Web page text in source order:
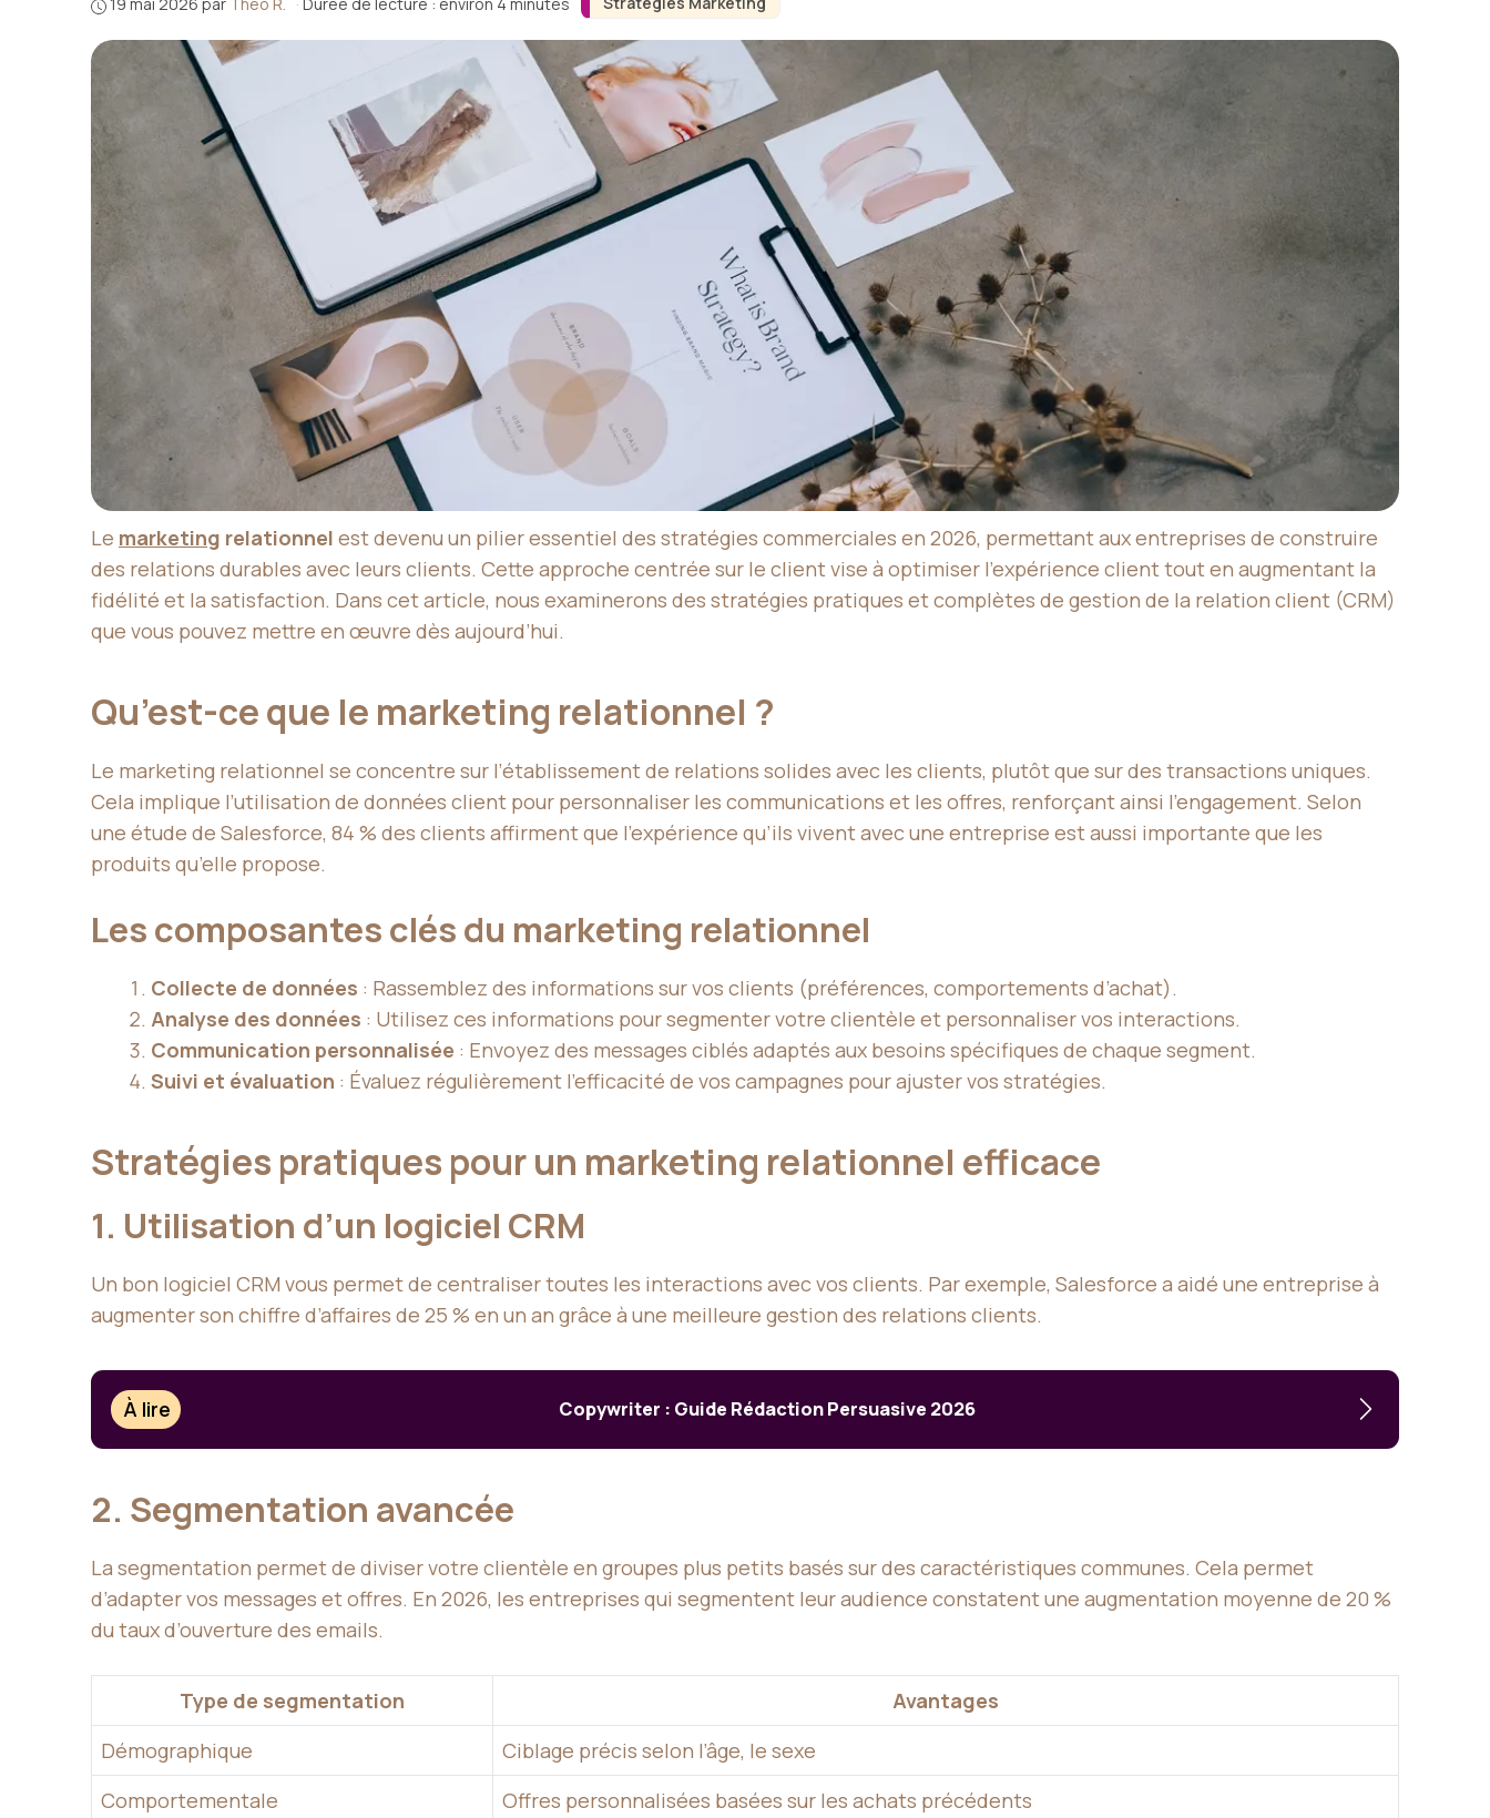
19 mai 2026 par Théo R. · Durée de lecture : environ 4 minutes
Le marketing relationnel est devenu un pilier essentiel des stratégies commerciales en 2026, permettant aux entreprises de construire
des relations durables avec leurs clients. Cette approche centrée sur le client vise à optimiser l’expérience client tout en augmentant la
fidélité et la satisfaction. Dans cet article, nous examinerons des stratégies pratiques et complètes de gestion de la relation client (CRM)
que vous pouvez mettre en œuvre dès aujourd’hui.
Qu’est-ce que le marketing relationnel ?
Le marketing relationnel se concentre sur l’établissement de relations solides avec les clients, plutôt que sur des transactions uniques.
Cela implique l’utilisation de données client pour personnaliser les communications et les offres, renforçant ainsi l’engagement. Selon
une étude de Salesforce, 84 % des clients affirment que l’expérience qu’ils vivent avec une entreprise est aussi importante que les
produits qu’elle propose.
Les composantes clés du marketing relationnel
Collecte de données : Rassemblez des informations sur vos clients (préférences, comportements d’achat).
Analyse des données : Utilisez ces informations pour segmenter votre clientèle et personnaliser vos interactions.
Communication personnalisée : Envoyez des messages ciblés adaptés aux besoins spécifiques de chaque segment.
Suivi et évaluation : Évaluez régulièrement l’efficacité de vos campagnes pour ajuster vos stratégies.
Stratégies pratiques pour un marketing relationnel efficace
1. Utilisation d’un logiciel CRM
Un bon logiciel CRM vous permet de centraliser toutes les interactions avec vos clients. Par exemple, Salesforce a aidé une entreprise à
augmenter son chiffre d’affaires de 25 % en un an grâce à une meilleure gestion des relations clients.
À lire Copywriter : Guide Rédaction Persuasive 2026
2. Segmentation avancée
La segmentation permet de diviser votre clientèle en groupes plus petits basés sur des caractéristiques communes. Cela permet
d’adapter vos messages et offres. En 2026, les entreprises qui segmentent leur audience constatent une augmentation moyenne de 20 %
du taux d’ouverture des emails.
Type de segmentation
Avantages
Démographique
Ciblage précis selon l’âge, le sexe
Comportementale
Offres personnalisées basées sur les achats précédents